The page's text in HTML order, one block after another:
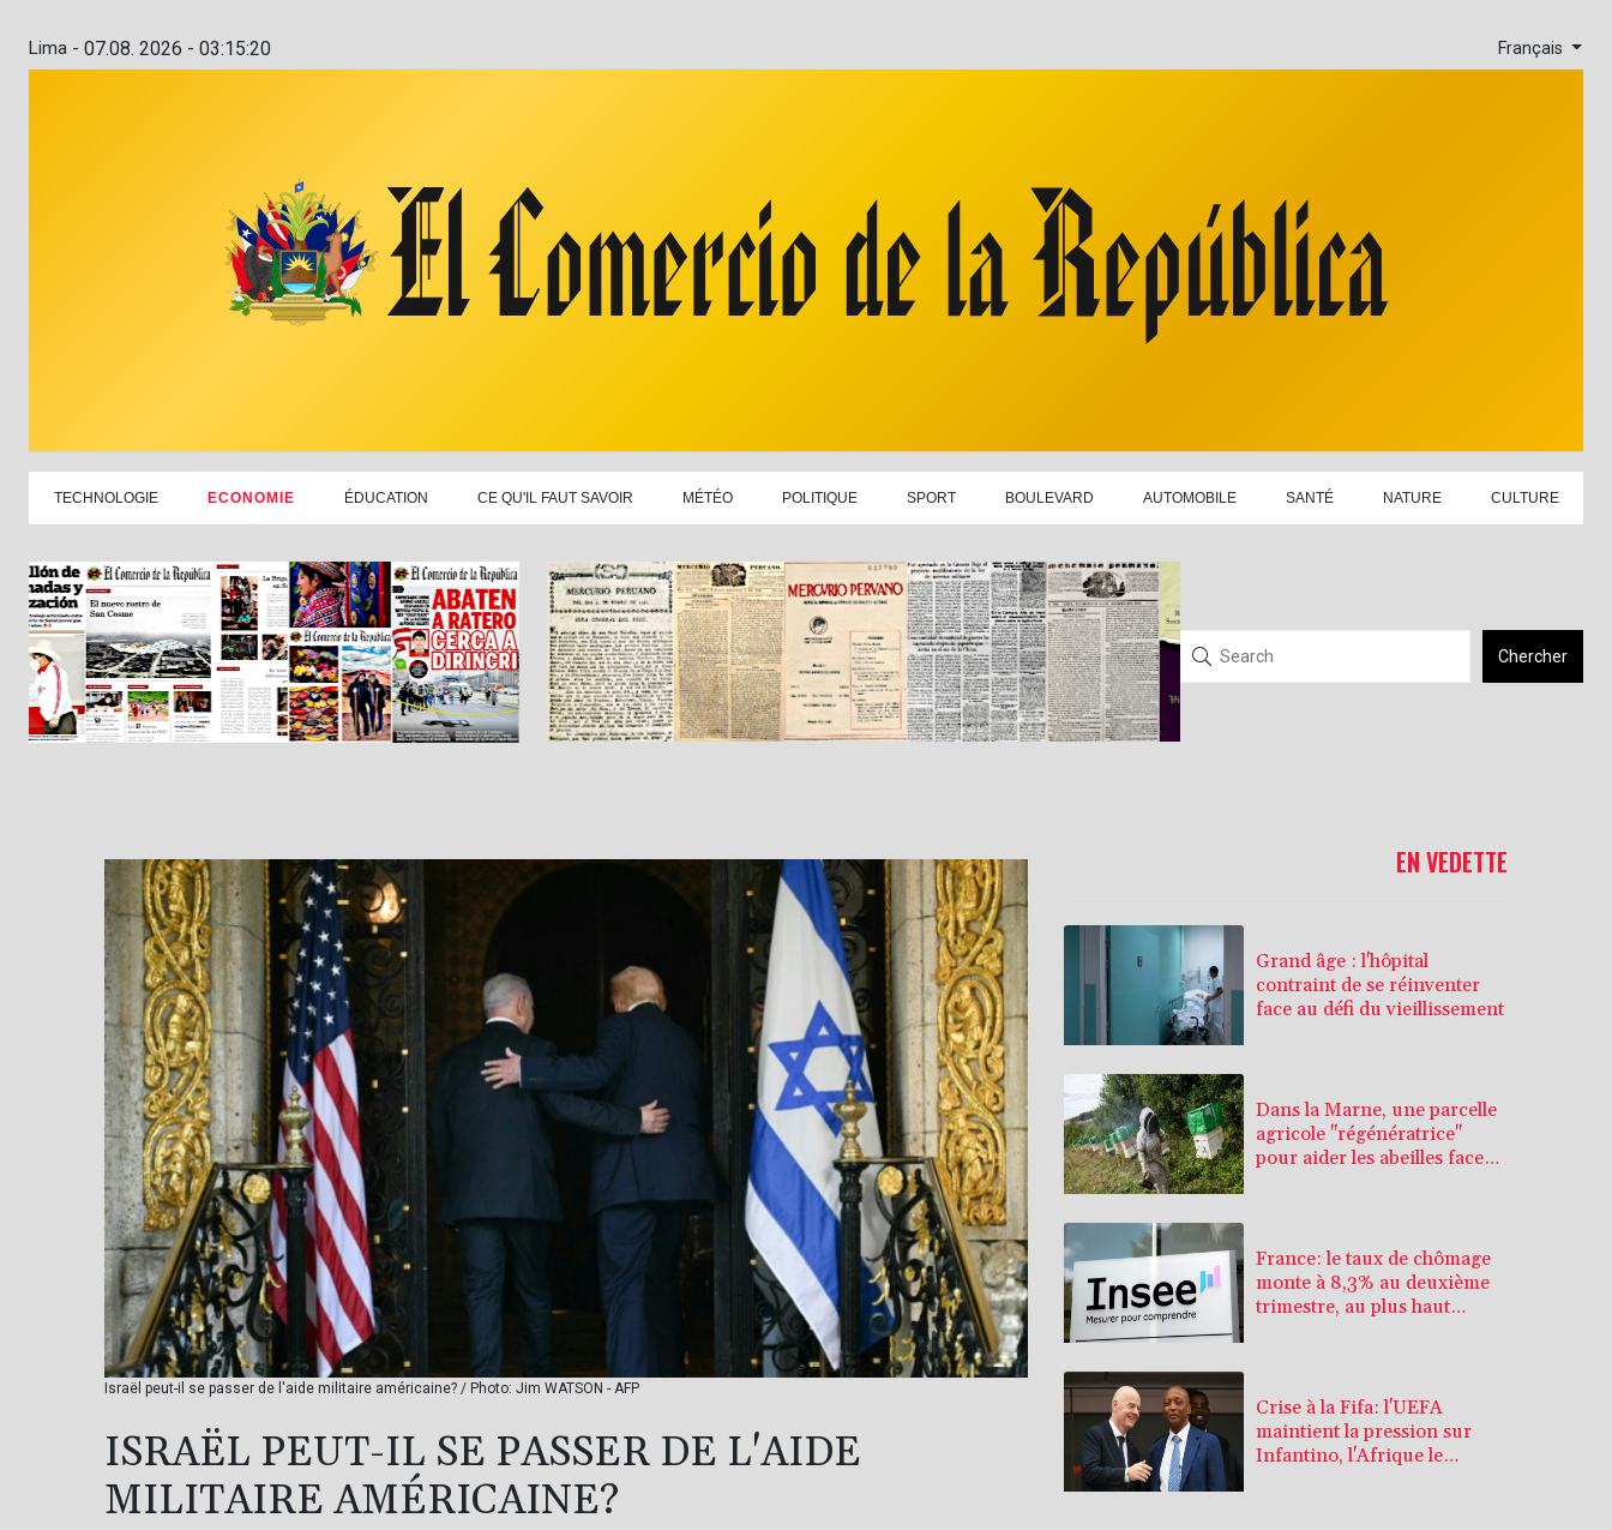
Lima - 07.08. 2026 - 03:15:21 Français
TECHNOLOGIE ECONOMIE ÉDUCATION CE QU'IL FAUT SAVOIR MÉTÉO POLITIQUE SPORT BOULEVARD AUTOMOBILE SANTÉ NATURE CULTURE
Chercher
Israël peut-il se passer de l'aide militaire américaine? / Photo: Jim WATSON - AFP
ISRAËL PEUT-IL SE PASSER DE L'AIDE
MILITAIRE AMÉRICAINE?
EN VEDETTE
Grand âge : l'hôpital
contraint de se réinventer
face au défi du vieillissement
Dans la Marne, une parcelle
agricole "régénératrice"
pour aider les abeilles face
France: le taux de chômage
monte à 8,3% au deuxième
trimestre, au plus haut
Crise à la Fifa: l'UEFA
maintient la pression sur
Infantino, l'Afrique le